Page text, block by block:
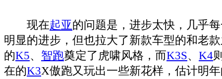
现在起亚的问题是，进步太快，几乎
明显的进步，但也拉大了新款车型的和老
的K5、 智跑奠定了虎啸风格，而K3S、 K4
在的K3X傲跑又玩出一些新花样，估计明